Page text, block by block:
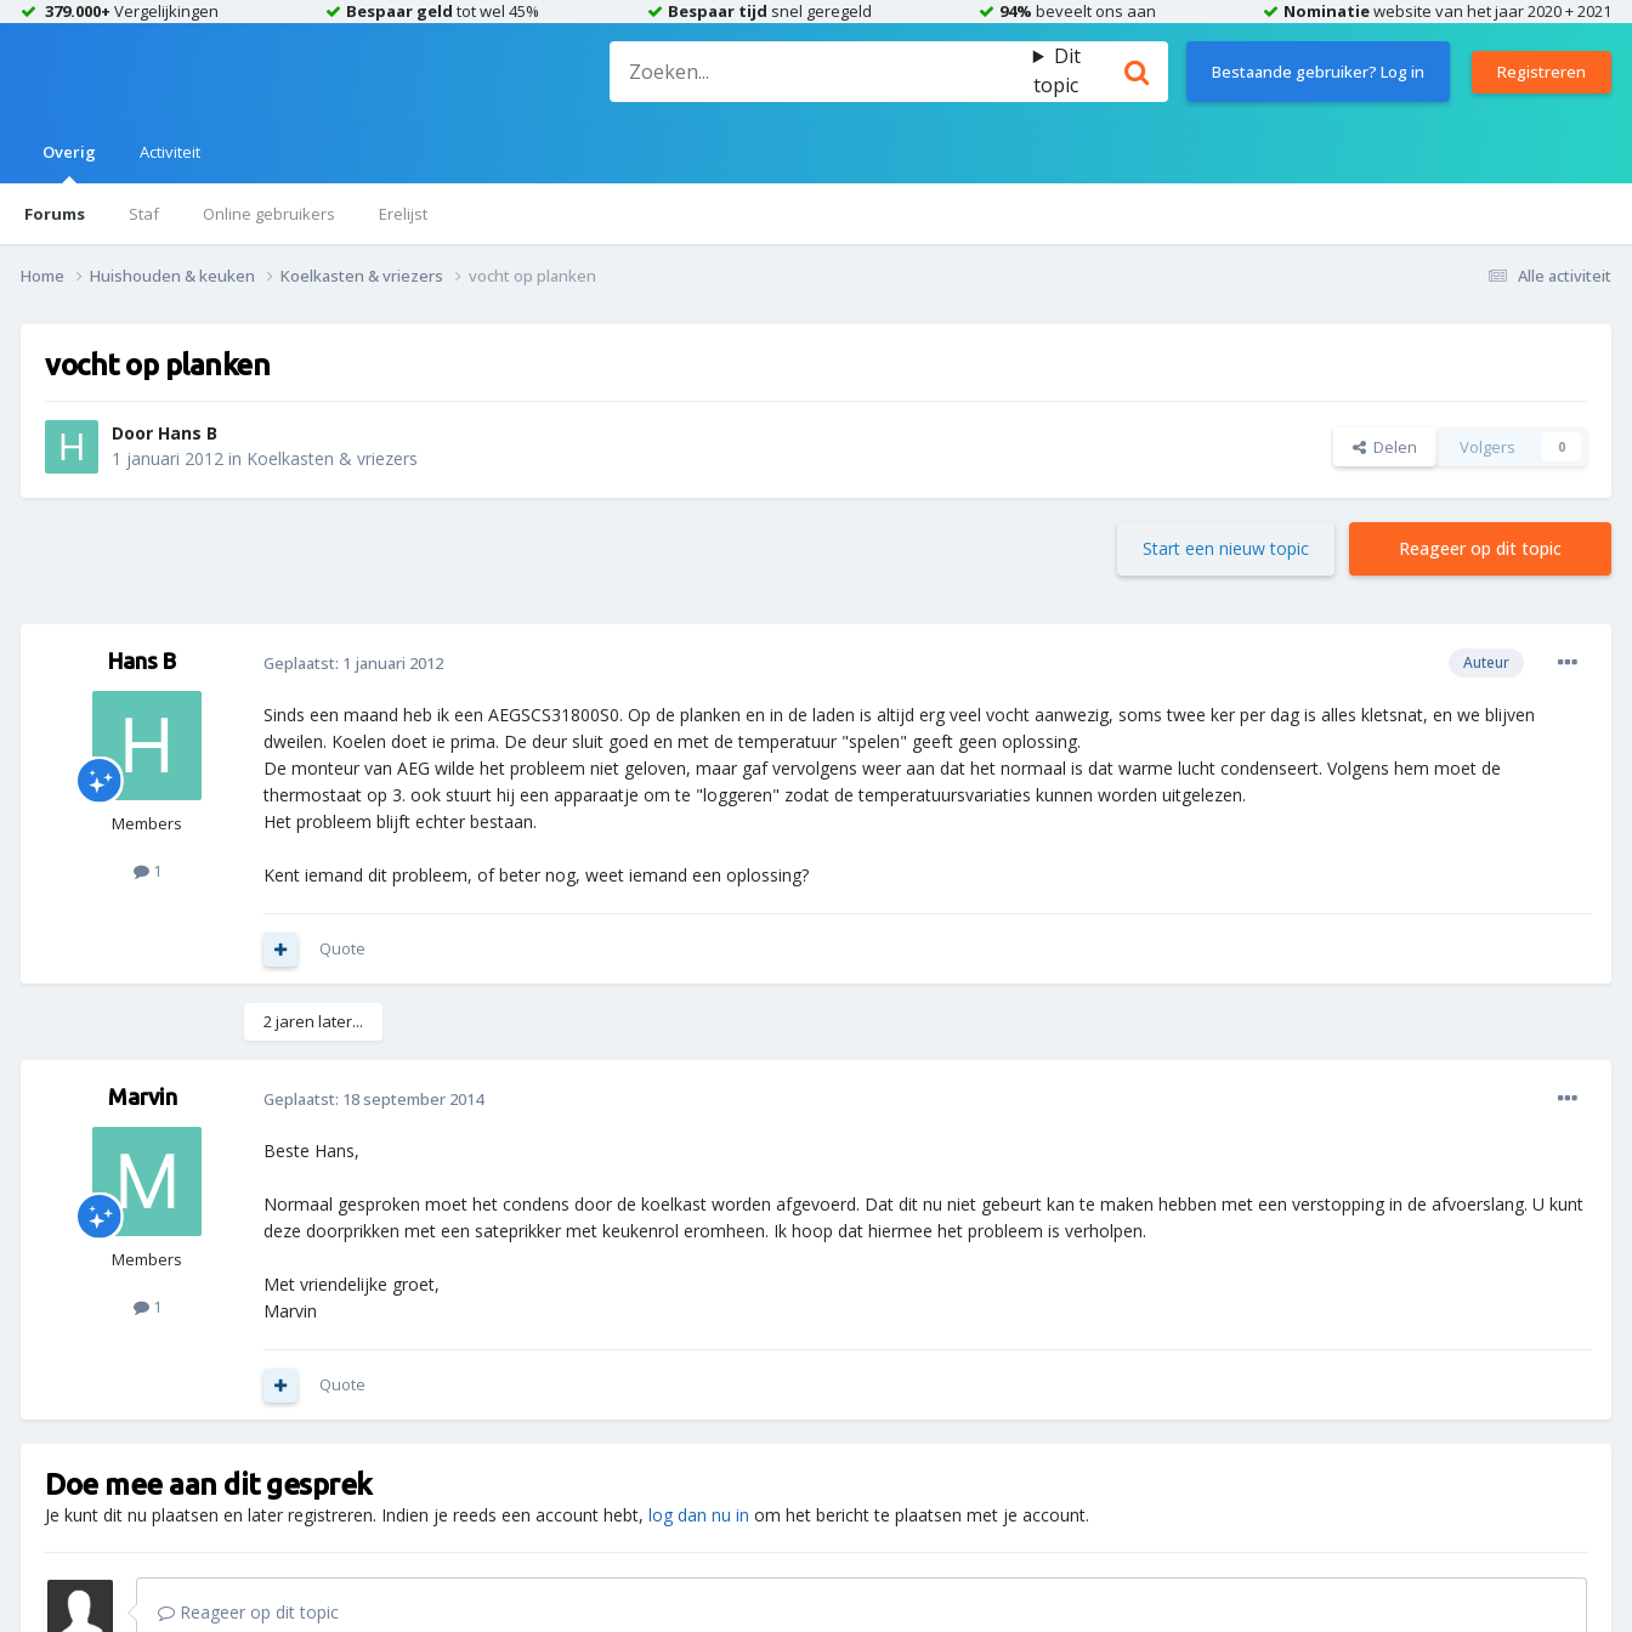
379.000+ Vergelijkingen Bespaar geld tot wel 45% Bespaar tijd snel geregeld 94% beveelt ons aan Nominatiewebsite van het jaar 2020 + 2021
Dit
topic
Bestaande gebruiker? Log in Registreren
Overig
Forums Staf Online gebruikers Erelijst
Activiteit
Alle activiteit
Home Huishouden & keuken Koelkasten & vriezers vocht op planken
vocht op planken
Door Hans B
1 januari 2012 in Koelkasten & vriezers Delen Volgers 0
Reageer op dit topic
Start een nieuw topic
Hans B
Members
1
Auteur
Geplaatst: 1 januari 2012
Sinds een maand heb ik een AEGSCS31800S0. Op de planken en in de laden is altijd erg veel vocht aanwezig, soms twee ker per dag is alles kletsnat, en we blijven
dweilen. Koelen doet ie prima. De deur sluit goed en met de temperatuur "spelen" geeft geen oplossing.
De monteur van AEG wilde het probleem niet geloven, maar gaf vervolgens weer aan dat het normaal is dat warme lucht condenseert. Volgens hem moet de
thermostaat op 3. ook stuurt hij een apparaatje om te "loggeren" zodat de temperatuursvariaties kunnen worden uitgelezen.
Het probleem blijft echter bestaan.
Kent iemand dit probleem, of beter nog, weet iemand een oplossing?
Quote
2 jaren later...
Marvin
Members
1
Geplaatst: 18 september 2014
Beste Hans,
Normaal gesproken moet het condens door de koelkast worden afgevoerd. Dat dit nu niet gebeurt kan te maken hebben met een verstopping in de afvoerslang. U kunt
deze doorprikken met een sateprikker met keukenrol eromheen. Ik hoop dat hiermee het probleem is verholpen.
Met vriendelijke groet,
Marvin
Quote
Doe mee aan dit gesprek
Je kunt dit nu plaatsen en later registreren. Indien je reeds een account hebt, log dan nu in om het bericht te plaatsen met je account.
Reageer op dit topic